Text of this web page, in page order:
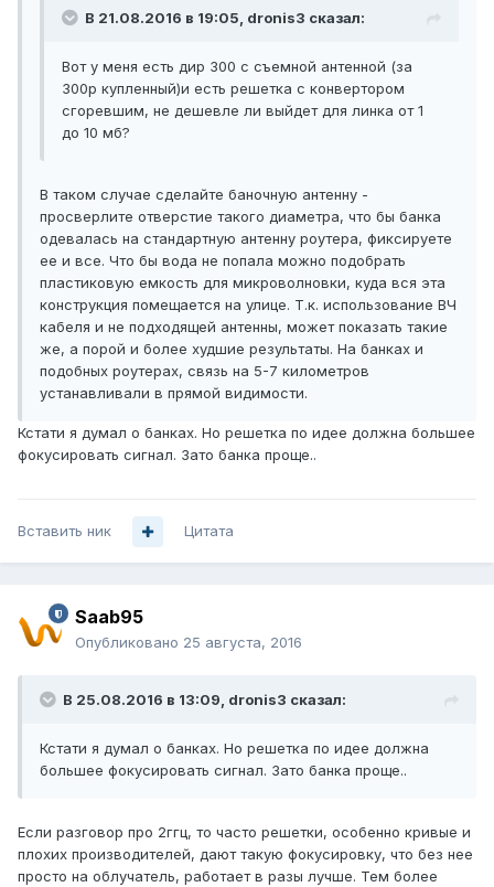
В 21.08.2016 в 19:05, dronis3 сказал:
Вот у меня есть дир 300 с съемной антенной (за
300р купленный)и есть решетка с конвертором
сгоревшим, не дешевле ли выйдет для линка от 1
до 10 мб?
В таком случае сделайте баночную антенну -
просверлите отверстие такого диаметра, что бы банка
одевалась на стандартную антенну роутера, фиксируете
ее и все. Что бы вода не попала можно подобрать
пластиковую емкость для микроволновки, куда вся эта
конструкция помещается на улице. Т.к. использование ВЧ
кабеля и не подходящей антенны, может показать такие
же, а порой и более худшие результаты. На банках и
подобных роутерах, связь на 5-7 километров
устанавливали в прямой видимости.
Кстати я думал о банках. Но решетка по идее должна большее
фокусировать сигнал. Зато банка проще..
Вставить ник Цитата
Saab95
Опубликовано 25 августа, 2016
В 25.08.2016 в 13:09, dronis3 сказал:
Кстати я думал о банках. Но решетка по идее должна
большее фокусировать сигнал. Зато банка проще..
Если разговор про 2ггц, то часто решетки, особенно кривые и
плохих производителей, дают такую фокусировку, что без нее
просто на облучатель, работает в разы лучше. Тем более